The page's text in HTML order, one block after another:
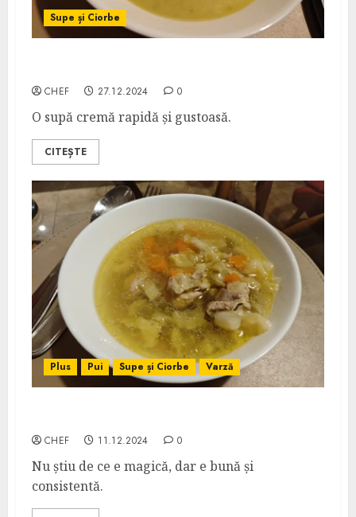
Supe și Ciorbe
CHEF 27.12.2024 0
O supă cremă rapidă și gustoasă.
CITEȘTE
Plus Pui Supe și Ciorbe Varză
CHEF 11.12.2024 0
Nu știu de ce e magică, dar e bună și
consistentă.